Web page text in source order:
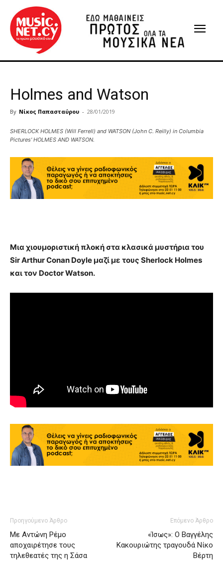
Holmes and Watson
By Νίκος Παπασταύρου - 28/01/2019
SHERLOCK HOLMES (Will Ferrell) and WATSON (John C. Reilly) in Columbia
Pictures' HOLMES AND WATSON.
Μια χιουμοριστική πλοκή στα κλασικά μυστήρια του
Sir Arthur Conan Doyleμαζί με τους Sherlock Holmes
και τον Doctor Watson.
Προηγούμενο Άρθρο
Με Αντώνη Ρέμο
αποχαιρέτησε τους
τηλεθεατές της η Σάσα
Επόμενο Άρθρο
«Ίσως»: Ο Βαγγέλης
Κακουριώτης τραγουδά Νίκο
Βέρτη